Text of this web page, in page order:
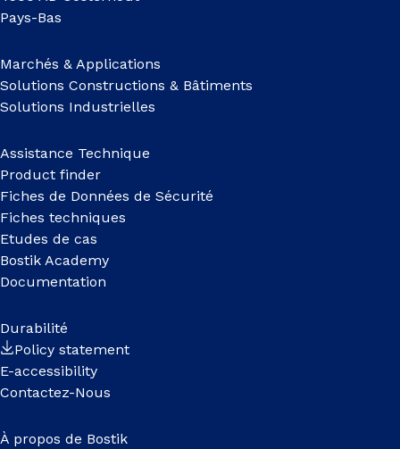
Pays-Bas
Marchés & Applications
Solutions Constructions & Bâtiments
Solutions Industrielles
Assistance Technique
Product finder
Fiches de Données de Sécurité
Fiches techniques
Etudes de cas
Bostik Academy
Documentation
Durabilité
Policy statement
E-accessibility
Contactez-Nous
À propos de Bostik